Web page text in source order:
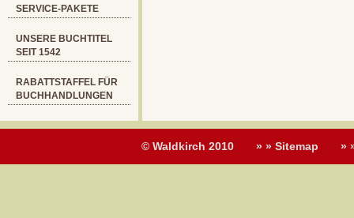
SERVICE-PAKETE
UNSERE BUCHTITEL
SEIT 1542
RABATTSTAFFEL FÜR
BUCHHANDLUNGEN
© Waldkirch 2010 » » Sitemap »